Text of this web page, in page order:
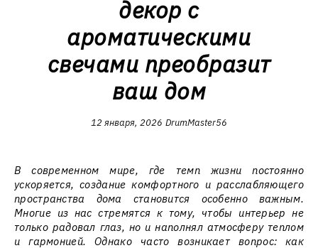
декор с
ароматическими
свечами преобразит
ваш дом
12 января, 2026 DrumMaster56
В современном мире, где темп жизни постоянно
ускоряется, создание комфортного и расслабляющего
пространства дома становится особенно важным.
Многие из нас стремятся к тому, чтобы интерьер не
только радовал глаз, но и наполнял атмосферу теплом
и гармонией. Однако часто возникает вопрос: как